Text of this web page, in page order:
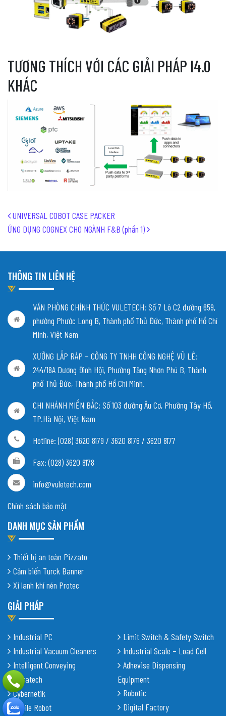
TƯƠNG THÍCH VỚI CÁC GIẢI PHÁP I4.0
KHÁC
Post navigation
UNIVERSAL COBOT CASE PACKER
ỨNG DỤNG COGNEX CHO NGÀNH F&B (phần 1)
THÔNG TIN LIÊN HỆ
VĂN PHÒNG CHÍNH THỨC VULETECH: Số 7 Lô C2 đường 659,
phường Phước Long B, Thành phố Thủ Đức, Thành phố Hồ Chí
Minh, Việt Nam
XƯỞNG LẮP RÁP – CÔNG TY TNHH CÔNG NGHỆ VŨ LÊ:
244/18A Dương Đình Hội, Phường Tăng Nhơn Phú B, Thành
phố Thủ Đức, Thành phố Hồ Chí Minh.
CHI NHÁNH MIỀN BẮC: Số 103 đường Âu Cơ, Phường Tây Hồ,
TP.Hà Nội, Việt Nam
Hotline: (028) 3620 8179 / 3620 8176 / 3620 8177
Fax: (028) 3620 8178
info@vuletech.com
Chính sách bảo mật
DANH MỤC SẢN PHẨM
Thiết bị an toàn Pizzato
Cảm biến Turck Banner
Xi lanh khí nén Protec
GIẢI PHÁP
Industrial PC
Industrial Vacuum Cleaners
Intelligent Conveying
Shiratech
Cybernetik
Mobile Robot
Limit Switch & Safety Switch
Industrial Scale – Load Cell
Adhevise Dispensing
Equipment
Robotic
Digital Factory